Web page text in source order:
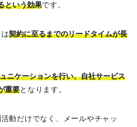
という効果です。
契約に至るまでのリードタイムが長
ニケーションを行い、自社サービス
重要となります。
動だけでなく、メールやチャッ